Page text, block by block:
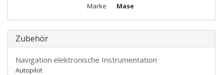
Marke
Mase
Zubehör
Navigation elektronische Instrumentation
Autopilot